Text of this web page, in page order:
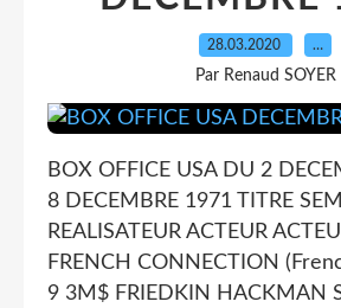
28.03.2020 …
Par Renaud SOYER
BOX OFFICE USA DU 2
8 DECEMBRE 1971 TITRE
REALISATEUR ACTEUR
FRENCH CONNECTION
9 3M$ FRIEDKIN HACKMAN